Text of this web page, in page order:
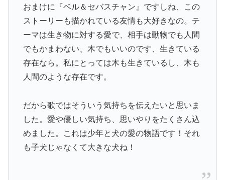
おまけに『ベル＆セバスチャン』ですしね、この
ストーリーも描かれている友情も大好きなの。テ
ーマは生き物に対する愛で、相手は動物でも人間
でもかまわない、木でもいいのです、生きている
存在なら。私にとっては木も生きているし、木も
人間のような存在です。
だから歌ではそういう気持ちを伝えたいと思いま
した。愛や優しい気持ち、思いやりをたくさん込
めました。これは少年と犬の愛の物語です！それ
も子犬じゃなくて大きな犬ね！